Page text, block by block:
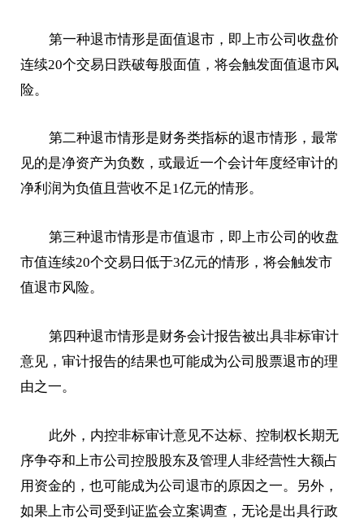
第一种退市情形是面值退市，即上市公司收盘价
连续20个交易日跌破每股面值，将会触发面值退市风
险。
第二种退市情形是财务类指标的退市情形，最常
见的是净资产为负数，或最近一个会计年度经审计的
净利润为负值且营收不足1亿元的情形。
第三种退市情形是市值退市，即上市公司的收盘
市值连续20个交易日低于3亿元的情形，将会触发市
值退市风险。
第四种退市情形是财务会计报告被出具非标审计
意见，审计报告的结果也可能成为公司股票退市的理
由之一。
此外，内控非标审计意见不达标、控制权长期无
序争夺和上市公司控股股东及管理人非经营性大额占
用资金的，也可能成为公司退市的原因之一。另外，
如果上市公司受到证监会立案调查，无论是出具行政